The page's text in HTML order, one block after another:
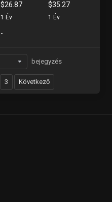
$26.87
1 Év
$35.27
1 Év
-
3 Következő
bejegyzés